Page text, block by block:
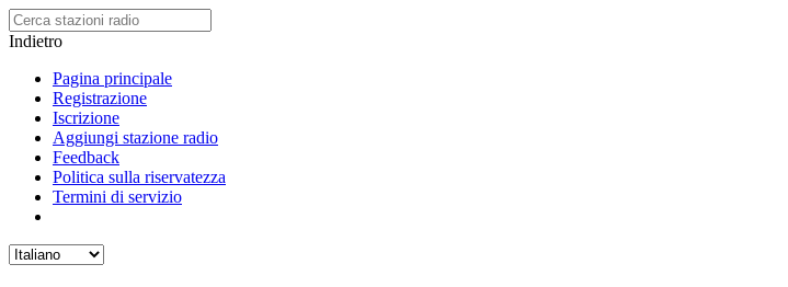
Indietro
Pagina principale
Registrazione
Iscrizione
Aggiungi stazione radio
Feedback
Politica sulla riservatezza
Termini di servizio